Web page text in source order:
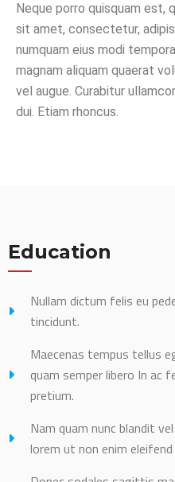
Neque porro quisquam est,
sit amet, consectetur,
numquam eius modi
magnam aliquam quaerat
vel augue. Curabitur
dui. Etiam rhoncus.
Education
Nullam dictum felis eu
tincidunt.
Maecenas tempus tellus
quam semper libero In ac
pretium.
Nam quam nunc blandit
lorem ut non enim